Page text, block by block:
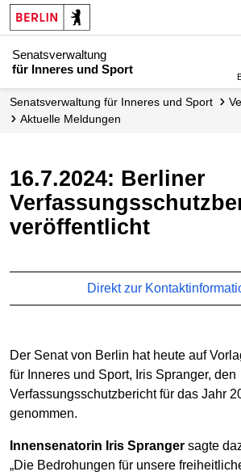
Senatsverwaltung
für Inneres und Sport
Senatsverwaltung für Inneres und Sport
Aktuelle Meldungen
16.7.2024: Berliner
veröffentlicht
Direkt zur
Der Senat von Berlin hat heute auf
für Inneres und Sport, Iris Spranger, den
Verfassungsschutzbericht für das Jahr
genommen.
Innensenatorin Iris Spranger sagte
„Die Bedrohungen für unsere